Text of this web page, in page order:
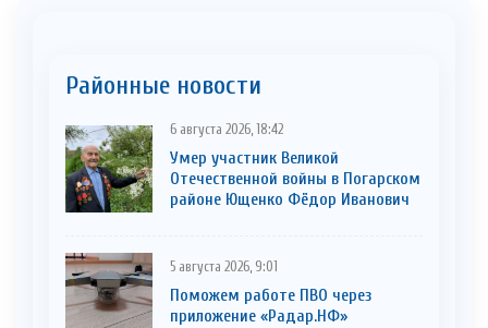
Районные новости
6 августа 2026, 18:42
Умер участник Великой
Отечественной войны в Погарском
районе Ющенко Фёдор Иванович
5 августа 2026, 9:01
Поможем работе ПВО через
приложение «Радар.НФ»